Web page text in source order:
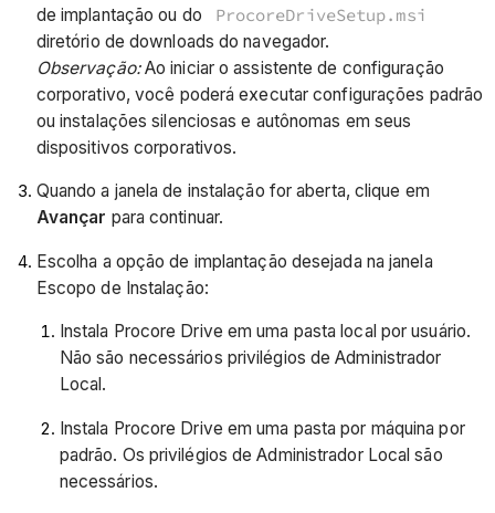
de implantação ou do
ProcoreDriveSetup.msi
diretório de downloads do navegador.
Observação:Ao iniciar o assistente de configuração
corporativo, você poderá executar configurações padrão
ou instalações silenciosas e autônomas em seus
dispositivos corporativos.
Quando a janela de instalação for aberta, clique em
Avançar para continuar.
Escolha a opção de implantação desejada na janela
Escopo de Instalação:
Instala Procore Drive em uma pasta local por usuário.
Não são necessários privilégios de Administrador
Local.
Instala Procore Drive em uma pasta por máquina por
padrão. Os privilégios de Administrador Local são
necessários.